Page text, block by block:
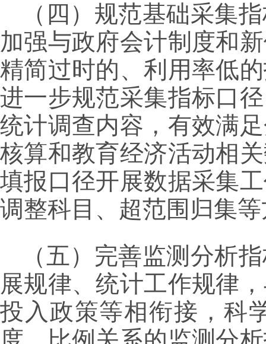
（四）规范基础采集
加强与政府会计制度和
精简过时的、利用率低
进一步规范采集指标口
统计调查内容，有效满
核算和教育经济活动相
填报口径开展数据采集
调整科目、超范围归集
（五）完善监测分析
展规律、统计工作规律
投入政策等相衔接，科